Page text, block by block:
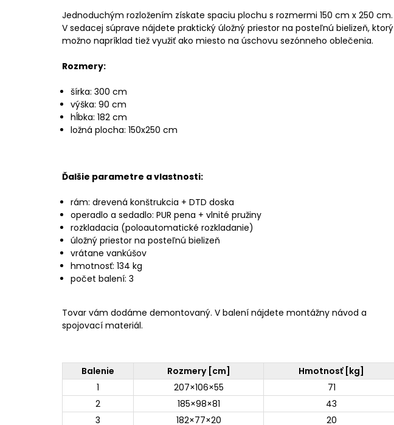
Jednoduchým rozložením získate spaciu plochu s rozmermi 150 cm x 250 cm.
V sedacej súprave nájdete praktický úložný priestor na posteľnú bielizeň, ktorý
možno napríklad tiež využiť ako miesto na úschovu sezónneho oblečenia.
Rozmery:
šírka: 300 cm
výška: 90 cm
hĺbka: 182 cm
ložná plocha: 150x250 cm
Ďalšie parametre a vlastnosti:
rám: drevená konštrukcia + DTD doska
operadlo a sedadlo: PUR pena + vlnité pružiny
rozkladacia (poloautomatické rozkladanie)
úložný priestor na posteľnú bielizeň
vrátane vankúšov
hmotnosť: 134 kg
počet balení: 3
Tovar vám dodáme demontovaný. V balení nájdete montážny návod a
spojovací materiál.
Balenie Rozmery [cm]
Hmotnosť [kg]
1
207×106×55
71
2
185×98×81
43
3
182×77×20 20